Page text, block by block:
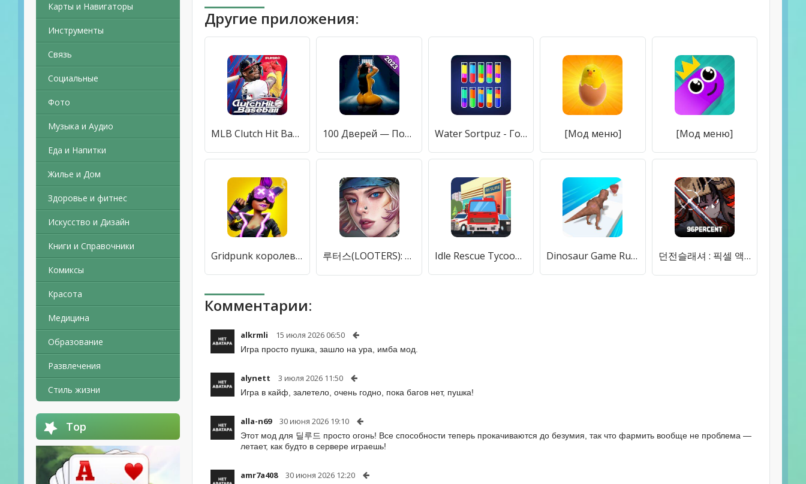
Карты и Навигаторы
Инструменты
Связь
Социальные
Фото
Музыка и Аудио
Еда и Напитки
Жилье и Дом
Здоровье и фитнес
Искусство и Дизайн
Книги и Справочники
Комиксы
Красота
Медицина
Образование
Развлечения
Стиль жизни
Top
Другие приложения:
MLB Clutch Hit Baseball 2023 [Мод меню] 100 Дверей — Побег из Тюрьмы [Мод меню] Water Sortpuz - Головоломка [Мод меню] [Мод меню] [Мод меню]
Gridpunk королевская битва PvP [Мод меню] 루터스(LOOTERS): 좀비 전략 서바이벌 게임 [Много денег] Idle Rescue Tycoon [Мод меню] Dinosaur Game Run Dino Rush 3D [Мод меню] 던전슬래셔 : 픽셀 액션 로그라이크 [Мод меню]
Комментарии:
alkrmli 15 июля 2026 06:50
Игра просто пушка, зашло на ура, имба мод.
alynett 3 июля 2026 11:50
Игра в кайф, залетело, очень годно, пока багов нет, пушка!
alla-n69 30 июня 2026 19:10
Этот мод для 딜루드 просто огонь! Все способности теперь прокачиваются до безумия, так что фармить вообще не проблема —
летает, как будто в сервере играешь!
amr7a408 30 июня 2026 12:20